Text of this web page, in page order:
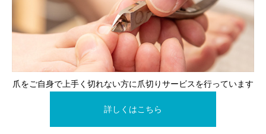
爪をご自身で上手く切れない方に爪切りサービスを行っています
詳しくはこちら